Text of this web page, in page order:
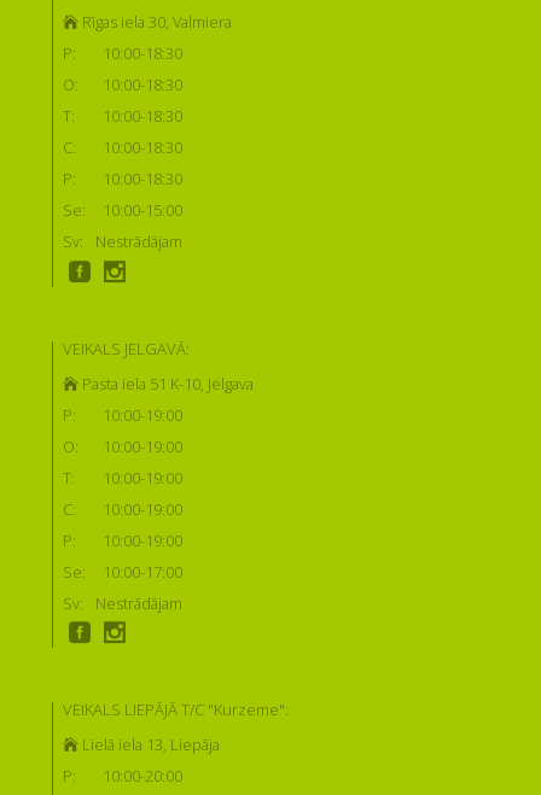
Rīgas iela 30, Valmiera
P:
10:00-18:30
O:
10:00-18:30
T:
10:00-18:30
C:
10:00-18:30
P:
10:00-18:30
Se:
10:00-15:00
Sv:
Nestrādājam
VEIKALS JELGAVĀ:
Pasta iela 51 K-10, Jelgava
P:
10:00-19:00
O:
10:00-19:00
T:
10:00-19:00
C:
10:00-19:00
P:
10:00-19:00
Se:
10:00-17:00
Sv:
Nestrādājam
VEIKALS LIEPĀJĀ T/C "Kurzeme":
Lielā iela 13, Liepāja
P:
10:00-20:00